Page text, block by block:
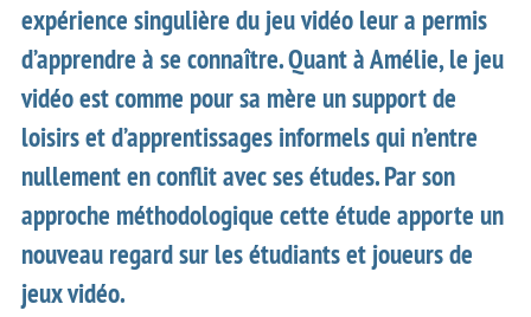
expérience singulière du jeu vidéo leur a permis
d’apprendre à se connaître. Quant à Amélie, le jeu
vidéo est comme pour sa mère un support de
loisirs et d’apprentissages informels qui n’entre
nullement en conflit avec ses études. Par son
approche méthodologique cette étude apporte un
nouveau regard sur les étudiants et joueurs de
jeux vidéo.